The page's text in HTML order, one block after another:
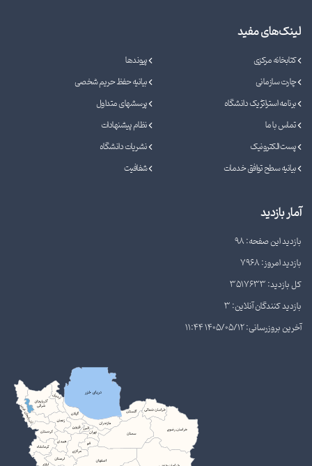
لینک‌های مفید
کتابخانه مرکزی
پیوندها
چارت سازمانی
بیانیه حفظ حریم شخصی
برنامه استراتژیک دانشگاه
پرسشهای متداول
تماس با ما
نظام پیشنهادات
پست الکترونیک
نشریات دانشگاه
بیانیه سطح توافق خدمات
شفافیت
آمار بازدید
بازدید این صفحه: 98
بازدید امروز: 7968
کل بازدید: 3517633
بازدید کنندگان آنلاین: 3
آخرین بروزرسانی: 1405/05/12 11:44